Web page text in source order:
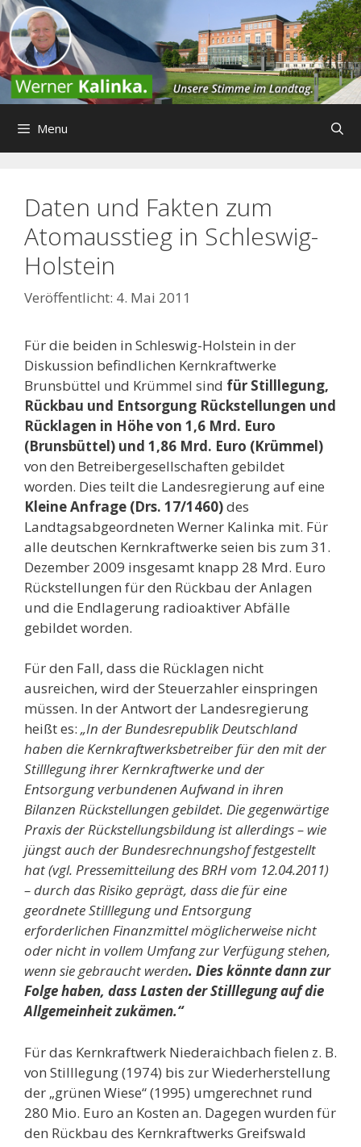
Zum
Inhalt
springen
Menu
Daten und Fakten zum
Atomausstieg in Schleswig-
Holstein
4. Mai 2011
Für die beiden in Schleswig-Holstein in der
Diskussion befindlichen Kernkraftwerke
Brunsbüttel und Krümmel sind für Stilllegung,
Rückbau und Entsorgung Rückstellungen und
Rücklagen in Höhe von 1,6 Mrd. Euro
(Brunsbüttel) und 1,86 Mrd. Euro (Krümmel)
von den Betreibergesellschaften gebildet
worden. Dies teilt die Landesregierung auf eine
Kleine Anfrage (Drs. 17/1460)des
Landtagsabgeordneten Werner Kalinka mit. Für
alle deutschen Kernkraftwerke seien bis zum 31.
Dezember 2009 insgesamt knapp 28 Mrd. Euro
Rückstellungen für den Rückbau der Anlagen
und die Endlagerung radioaktiver Abfälle
gebildet worden.
Für den Fall, dass die Rücklagen nicht
ausreichen, wird der Steuerzahler einspringen
müssen. In der Antwort der Landesregierung
heißt es: „In der Bundesrepublik Deutschland
haben die Kernkraftwerks­betreiber für den mit der
Stilllegung ihrer Kernkraftwerke und der
Entsorgung verbundenen Aufwand in ihren
Bilanzen Rückstellungen gebildet. Die gegenwärtige
Praxis der Rückstellungsbildung ist allerdings – wie
jüngst auch der Bundesrechnungshof festgestellt
hat (vgl. Pressemitteilung des BRH vom 12.04.2011)
– durch das Risiko geprägt, dass die für eine
geordnete Stilllegung und Entsorgung
erforderlichen Finanzmittel möglicherweise nicht
oder nicht in vollem Umfang zur Verfügung stehen,
wenn sie gebraucht werden. Dies könnte dann zur
Folge haben, dass Lasten der Stilllegung auf die
Allgemeinheit zukämen.“
Für das Kernkraftwerk Niederaichbach fielen z. B.
von Stilllegung (1974) bis zur Wiederherstellung
der „grünen Wiese“ (1995) umgerechnet rund
280 Mio. Euro an Kosten an. Dagegen wurden für
den Rückbau des Kernkraftwerks Greifswald